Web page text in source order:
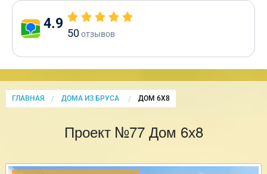
4.9
50отзывов
ГЛАВНАЯ ДОМА ИЗ БРУСА CURRENT:
ДОМ 6Х8
Проект №77 Дом 6х8